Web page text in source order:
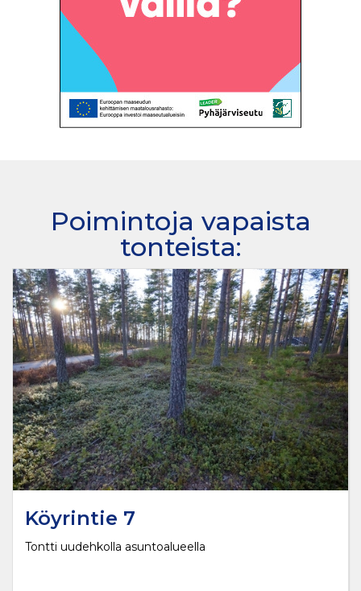
Neitsytmäki
2
Euran Neitsytmäki 2 -yritysalueen
yritystontit ovat nyt varattavissa
Poimintoja vapaista
tonteista:
Köyrintie 7
Tontti uudehkolla asuntoalueella